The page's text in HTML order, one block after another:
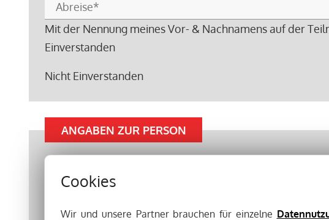
Mit der Nennung meines Vor- & Nachnamens auf der
Einverstanden
Nicht Einverstanden
ANGABEN ZUR PERSON
Cookies
Wir und unsere Partner brauchen für einzelne